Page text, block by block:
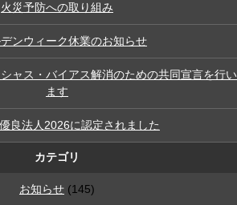
火災予防への取り組み
ンウィーク休業のお知らせ
ャス・バイアス解消のための共同宣言を行い
ます
良法人2026に認定されました
カテゴリ
お知らせ (145)